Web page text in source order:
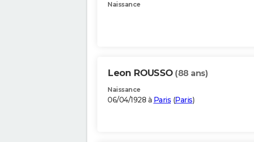
Naissance
Leon ROUSSO (88 ans)
Naissance
06/04/1928 à Paris (Paris)